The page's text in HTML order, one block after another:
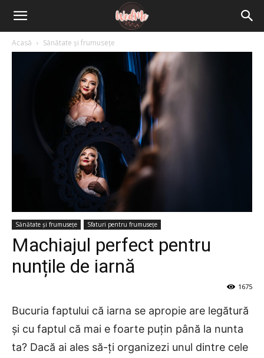
Acasă Sănătate și frumusețe
Sănătate și frumusețe Sfaturi pentru frumusețe
Machiajul perfect pentru
nunțile de iarnă
1675
Bucuria faptului că iarna se apropie are legătură
și cu faptul că mai e foarte puțin până la nunta
ta? Dacă ai ales să-ți organizezi unul dintre cele